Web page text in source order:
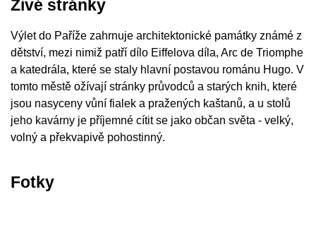
Živé stránky
Výlet do Paříže zahrnuje architektonické památky známé z
dětství, mezi nimiž patří dílo Eiffelova díla, Arc de Triomphe
a katedrála, které se staly hlavní postavou románu Hugo. V
tomto městě ožívají stránky průvodců a starých knih, které
jsou nasyceny vůní fialek a pražených kaštanů, a u stolů
jeho kavárny je příjemné cítit se jako občan světa - velký,
volný a překvapivě pohostinný.
Fotky